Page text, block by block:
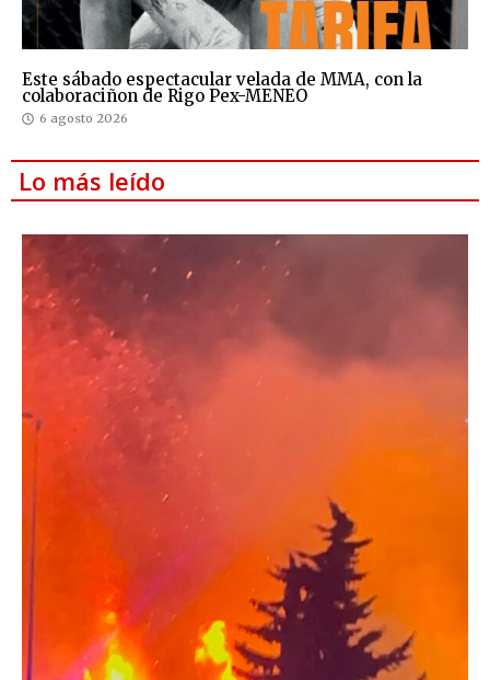
Este sábado espectacular velada de MMA, con la
colaboraciñon de Rigo Pex-MENEO
6 agosto 2026
Lo más leído